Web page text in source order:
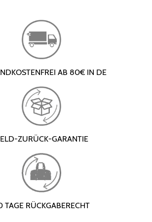
AB 80€ IN DE
ZURÜCK-GARANTIE
TAGE RÜCKGABERECHT